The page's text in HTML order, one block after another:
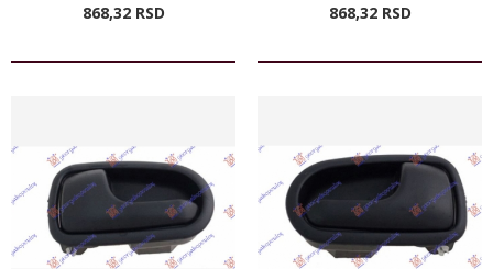
868,32 RSD 868,32 RSD